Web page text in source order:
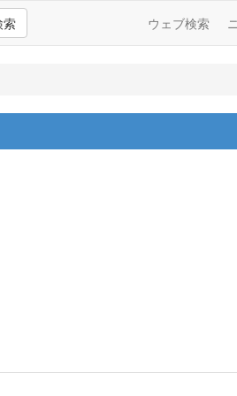
索 ウェブ検索